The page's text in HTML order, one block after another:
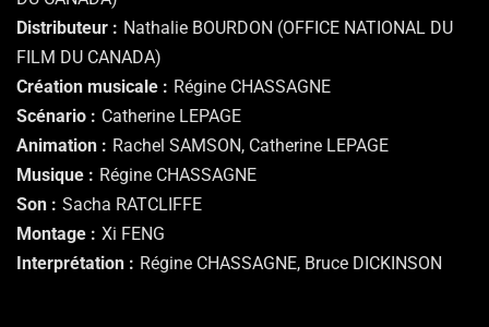
Distributeur
Nathalie BOURDON (OFFICE NATIONAL DU
FILM DU CANADA)
Création musicale
Régine CHASSAGNE
Scénario
Catherine LEPAGE
Animation
Rachel SAMSON, Catherine LEPAGE
Musique
Régine CHASSAGNE
Son
Sacha RATCLIFFE
Montage
Xi FENG
Interprétation
Régine CHASSAGNE, Bruce DICKINSON